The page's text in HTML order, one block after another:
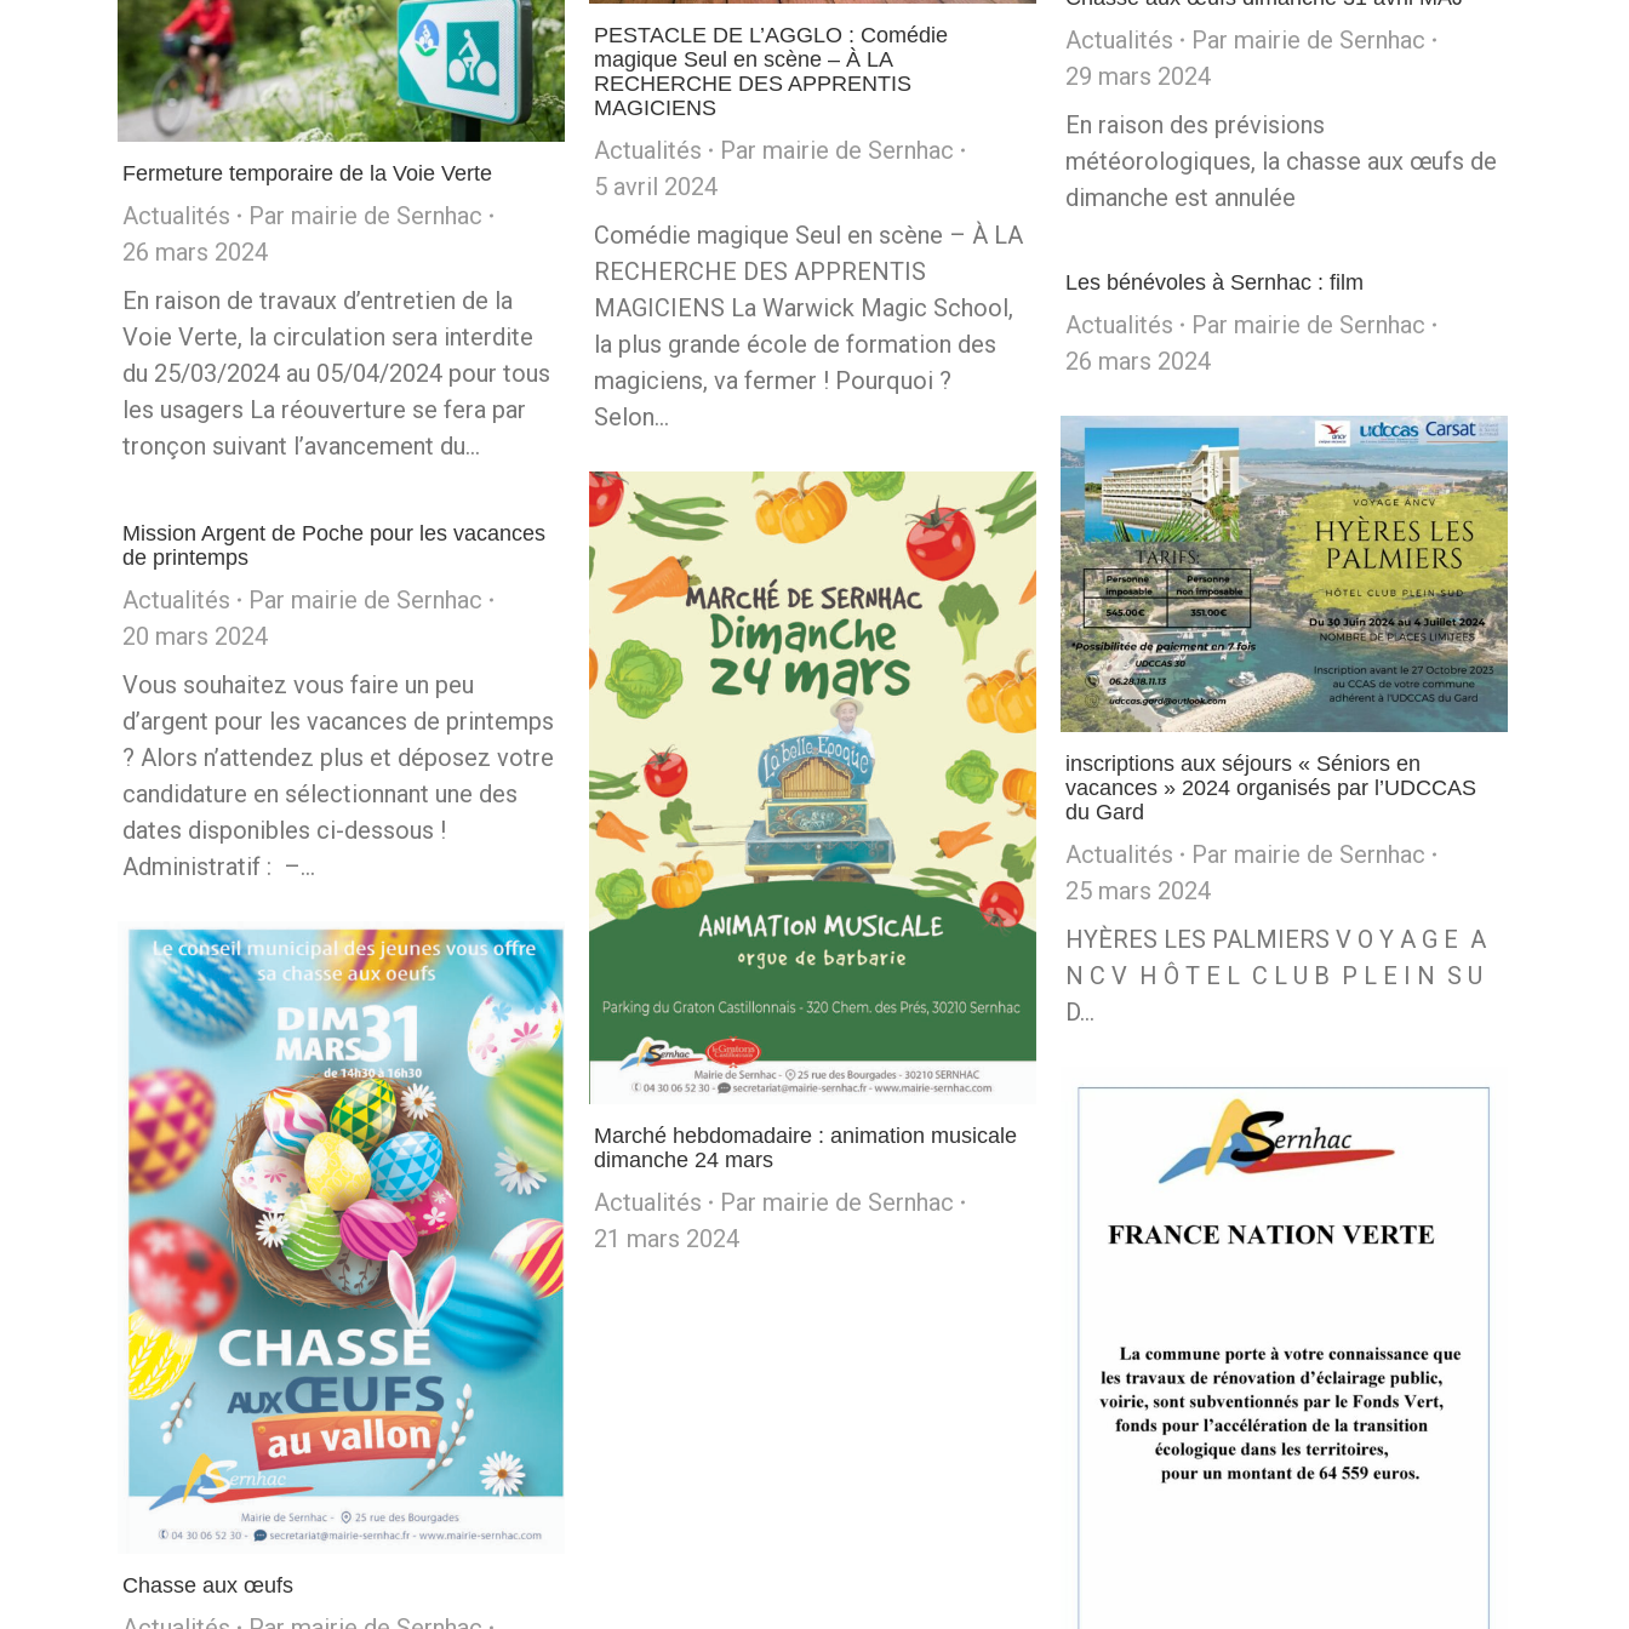
PESTACLE DE L’AGGLO : Comédie
magique Seul en scène – À LA
RECHERCHE DES APPRENTIS
MAGICIENS
Actualités Par mairie de Sernhac
5 avril 2024
Comédie magique Seul en scène – À LA
RECHERCHE DES APPRENTIS
MAGICIENS La Warwick Magic School,
la plus grande école de formation des
magiciens, va fermer ! Pourquoi ?
Selon…
Actualités Par mairie de Sernhac
29 mars 2024
En raison des prévisions
météorologiques, la chasse aux œufs de
dimanche est annulée
Fermeture temporaire de la Voie Verte
Actualités Par mairie de Sernhac
26 mars 2024
En raison de travaux d’entretien de la
Voie Verte, la circulation sera interdite
du 25/03/2024 au 05/04/2024 pour tous
les usagers La réouverture se fera par
tronçon suivant l’avancement du…
Les bénévoles à Sernhac : film
Actualités Par mairie de Sernhac
26 mars 2024
inscriptions aux séjours « Séniors en
vacances » 2024 organisés par l’UDCCAS
du Gard
Actualités Par mairie de Sernhac
25 mars 2024
HYÈRES LES PALMIERS V O Y A G E A
N C V H Ô T E L C L U B P L E I N S U
D…
Marché hebdomadaire : animation musicale
dimanche 24 mars
Actualités Par mairie de Sernhac
21 mars 2024
Mission Argent de Poche pour les vacances
de printemps
Actualités Par mairie de Sernhac
20 mars 2024
Vous souhaitez vous faire un peu
d’argent pour les vacances de printemps
? Alors n’attendez plus et déposez votre
candidature en sélectionnant une des
dates disponibles ci-dessous !
Administratif : –…
Chasse aux œufs